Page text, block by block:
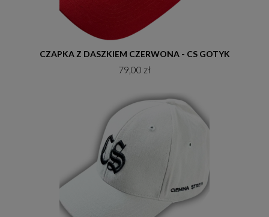
Do koszyka
CZAPKA Z DASZKIEM CZERWONA - CS GOTYK
79,00 zł